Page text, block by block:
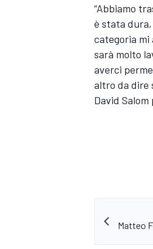
ENDURANCE/
“Abbiamo
è stata dura,
categoria mi
sarà molto
averci
altro da dire
David
Matteo